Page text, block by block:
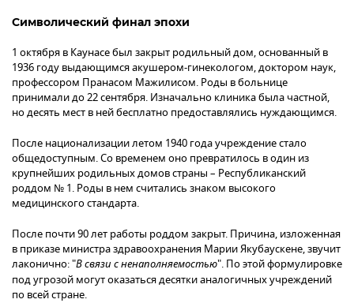
Символический финал эпохи
1 октября в Каунасе был закрыт родильный дом, основанный в
1936 году выдающимся акушером-гинекологом, доктором наук,
профессором Пранасом Мажилисом. Роды в больнице
принимали до 22 сентября. Изначально клиника была частной,
но десять мест в ней бесплатно предоставлялись нуждающимся.
После национализации летом 1940 года учреждение стало
общедоступным. Со временем оно превратилось в один из
крупнейших родильных домов страны – Республиканский
роддом № 1. Роды в нем считались знаком высокого
медицинского стандарта.
После почти 90 лет работы роддом закрыт. Причина, изложенная
в приказе министра здравоохранения Марии Якубаускене, звучит
лаконично: "В связи с ненаполняемостью". По этой формулировке
под угрозой могут оказаться десятки аналогичных учреждений
по всей стране.